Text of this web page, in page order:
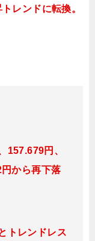
トレンドに転換。
157.679円 、
円から再下落
トレンドレス